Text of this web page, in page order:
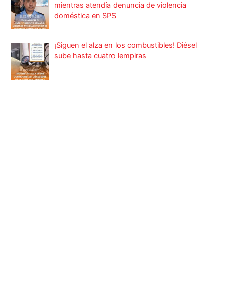
mientras atendía denuncia de violencia
doméstica en SPS
¡Siguen el alza en los combustibles! Diésel
sube hasta cuatro lempiras